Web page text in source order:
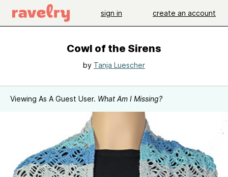
sign in create an account
Cowl of the Sirens
by Tanja Luescher
Viewing As A Guest User. What Am I Missing?